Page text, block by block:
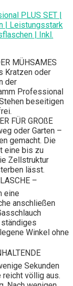
PLUS SET |
| Leistungsstark
| Inkl.
MÜHSAMES
Kratzen oder
der
Professional
beseitigen
FÜR GROßE
oder Garten –
gemacht. Die
eine bis zu
Zellstruktur
lässt.
–
eine
anschließen
Winkel ohne
Sekunden
reicht völlig aus.